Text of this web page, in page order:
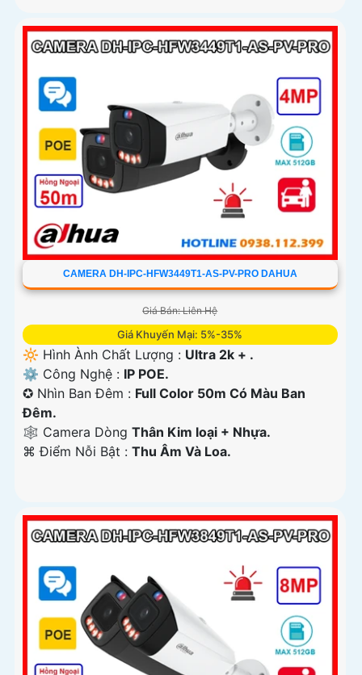
CAMERA DH-IPC-HFW3449T1-AS-PV-PRO DAHUA
Giá Bán: Liên Hệ
Giá Khuyến Mại: 5%-35%
🔆 Hình Ành Chất Lượng : Ultra 2k + .
⚙ Công Nghệ : IP POE.
✪ Nhìn Ban Đêm : Full Color 50m Có Màu Ban
Ðêm.
🕸️ Camera Dòng Thân Kim loại + Nhựa.
️⌘ Điểm Nỗi Bật : Thu Âm Và Loa.